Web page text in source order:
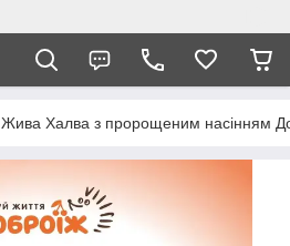
Жива Халва з пророщеним насінням